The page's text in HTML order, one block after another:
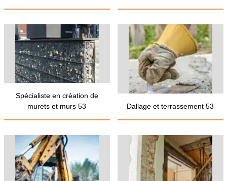
Spécialiste en création de
murets et murs 53
Dallage et terrassement 53